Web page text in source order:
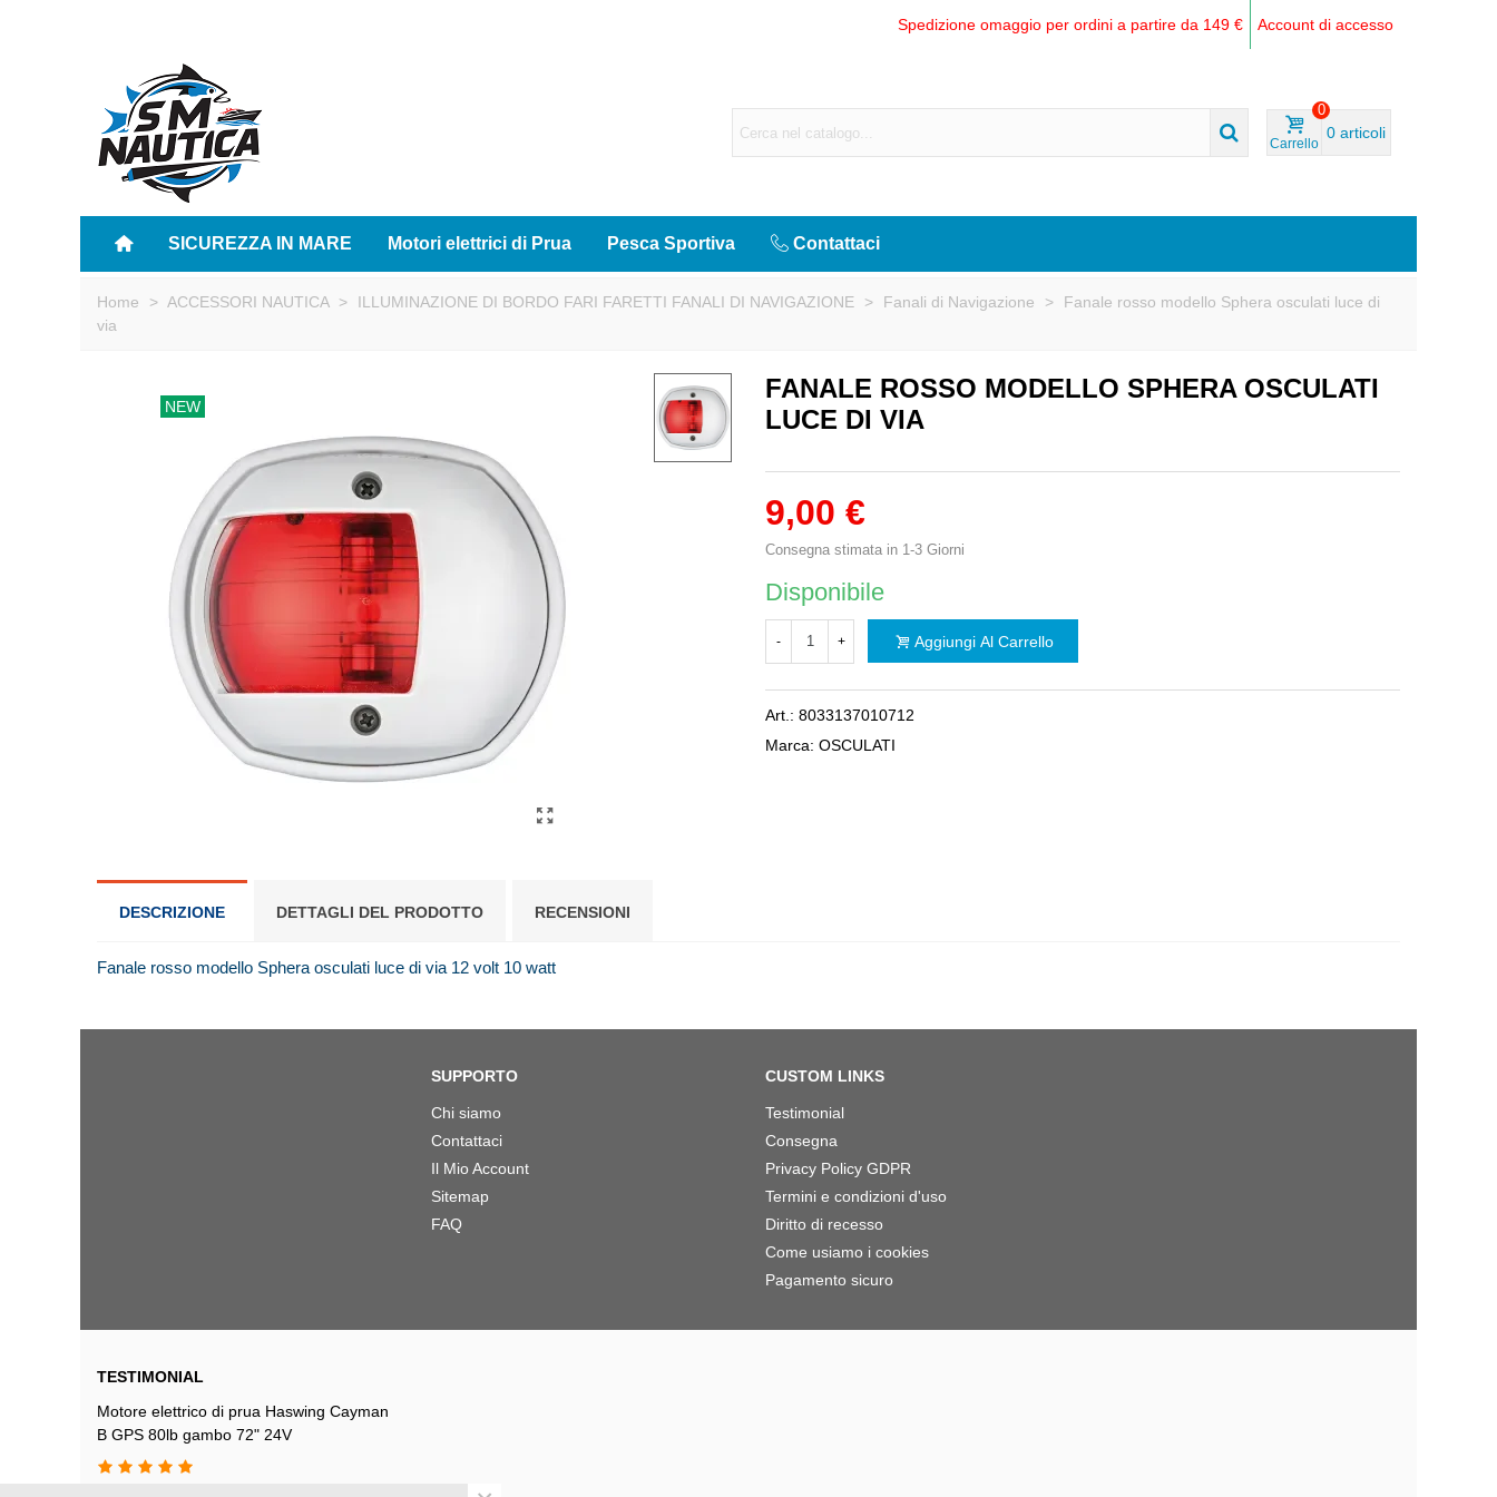
Spedizione omaggio per ordini a partire da 149 € Account di accesso
Carrello
0
0 articoli
SICUREZZA IN MARE Motori elettrici di Prua Pesca Sportiva Contattaci
Home > ACCESSORI NAUTICA > ILLUMINAZIONE DI BORDO FARI FARETTI FANALI DI NAVIGAZIONE > Fanali di Navigazione >
Fanale rosso modello Sphera osculati luce di
via
NEW
FANALE ROSSO MODELLO SPHERA OSCULATI
LUCE DI VIA
9,00 €
Consegna stimata in 1-3 Giorni
Disponibile
- + Aggiungi Al Carrello
Art.: 8033137010712
Marca: OSCULATI
DESCRIZIONE DETTAGLI DEL PRODOTTO RECENSIONI
Fanale rosso modello Sphera osculati luce di via 12 volt 10 watt
SUPPORTO
Chi siamo
Contattaci
Il Mio Account
Sitemap
FAQ
CUSTOM LINKS
Testimonial
Consegna
Privacy Policy GDPR
Termini e condizioni d'uso
Diritto di recesso
Come usiamo i cookies
Pagamento sicuro
TESTIMONIAL
Motore elettrico di prua Haswing Cayman
B GPS 80lb gambo 72" 24V